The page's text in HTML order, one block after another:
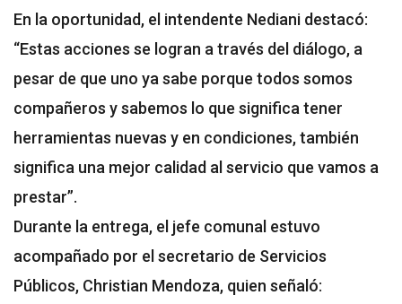
En la oportunidad, el intendente Nediani destacó:
“Estas acciones se logran a través del diálogo, a
pesar de que uno ya sabe porque todos somos
compañeros y sabemos lo que significa tener
herramientas nuevas y en condiciones, también
significa una mejor calidad al servicio que vamos a
prestar”.
Durante la entrega, el jefe comunal estuvo
acompañado por el secretario de Servicios
Públicos, Christian Mendoza, quien señaló: